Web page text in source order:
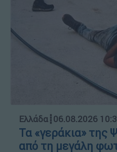
Ελλάδα┋06.08.2026
Τα «γεράκια» της
από τη μεγάλη